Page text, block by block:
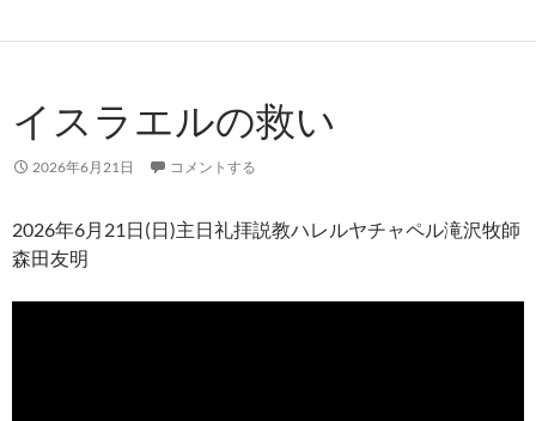
イスラエルの救い
2026年6月21日 コメントする
2026年6月21日(日)主日礼拝説教ハレルヤチャペル滝沢牧師
森田友明